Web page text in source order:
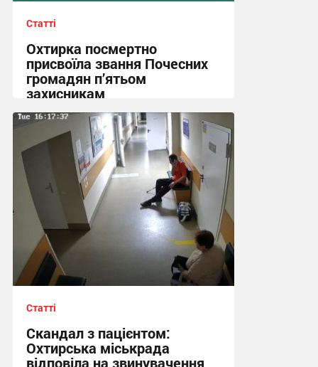
Статті
Охтирка посмертно
присвоїла звання Почесних
громадян п’ятьом
захисникам
11:29, 31.07.2026
Статті
Скандал з пацієнтом:
Охтирська міськрада
відповіла на звинувачення